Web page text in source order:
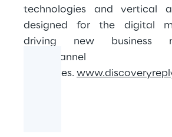
technologies and vertical
designed for the digital
driving new business
omnichannel
strategies.